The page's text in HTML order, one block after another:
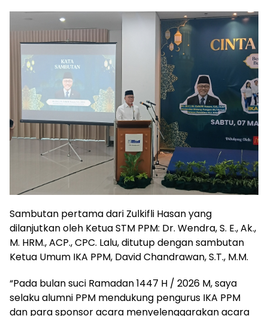
Sambutan pertama dari Zulkifli Hasan yang
dilanjutkan oleh Ketua STM PPM: Dr. Wendra, S. E., Ak.,
M. HRM., ACP., CPC. Lalu, ditutup dengan sambutan
Ketua Umum IKA PPM, David Chandrawan, S.T., M.M.
“Pada bulan suci Ramadan 1447 H / 2026 M, saya
selaku alumni PPM mendukung pengurus IKA PPM
dan para sponsor acara menyelenggarakan acara